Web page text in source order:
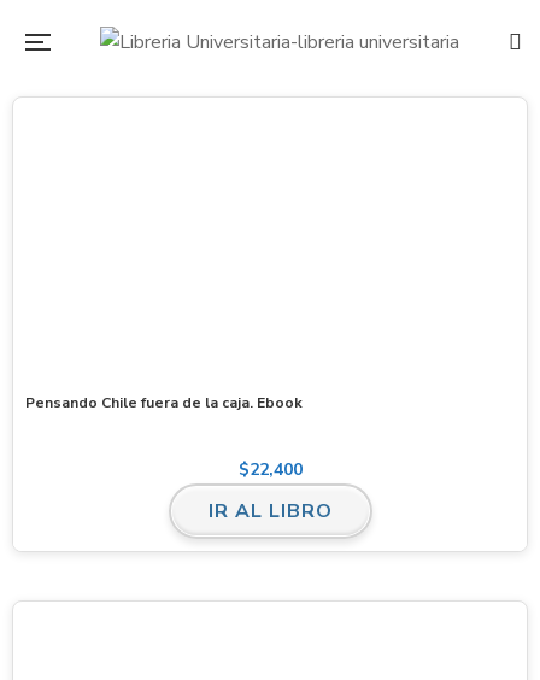
Pensando Chile fuera de la caja. Ebook
$22,400
IR AL LIBRO